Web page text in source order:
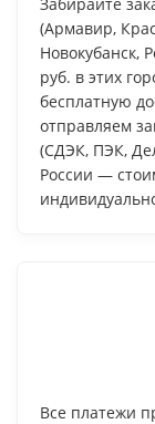
(Армавир,
Новокубанск,
руб. в этих
бесплатную
отправляем
(СДЭК, ПЭК,
России —
Все платежи